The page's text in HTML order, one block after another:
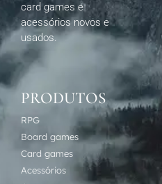
card games e
acessórios novos e
usados.
PRODUTOS
RPG
Board games
Card games
Acessórios